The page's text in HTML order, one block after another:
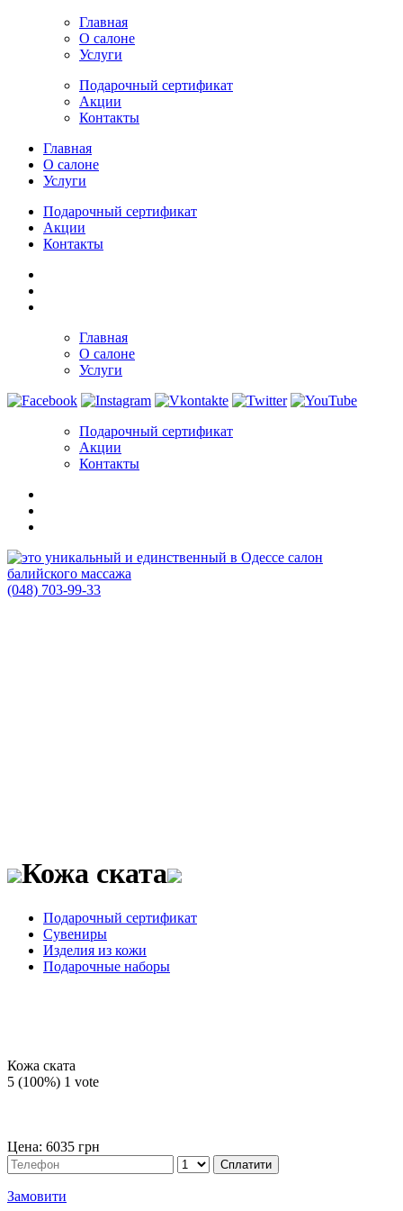
Главная
О салоне
Услуги
Подарочный сертификат
Акции
Контакты
Главная
О салоне
Услуги
Подарочный сертификат
Акции
Контакты
Главная
О салоне
Услуги
Подарочный сертификат
Акции
Контакты
(048) 703-99-33
Кожа ската
Подарочный сертификат
Сувениры
Изделия из кожи
Подарочные наборы
Кожа ската
5 (100%) 1 vote
Цена: 6035 грн
Замовити